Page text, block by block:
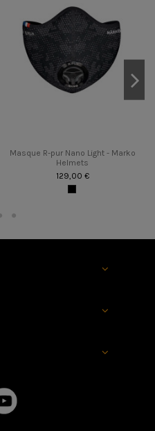
Masque R-pur Nano Light - Marko
Helmets
129,00 €